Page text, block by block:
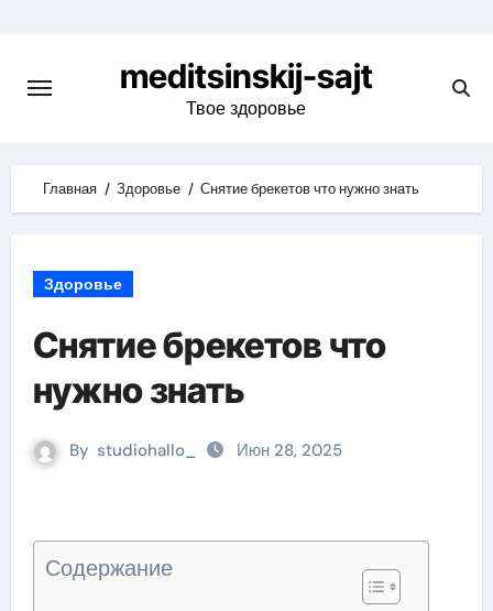
content
meditsinskij-sajt
Твое здоровье
Главная Здоровье Снятие брекетов что нужно знать
Здоровье
Снятие брекетов что
нужно знать
By studiohallo_ Июн 28, 2025
Содержание